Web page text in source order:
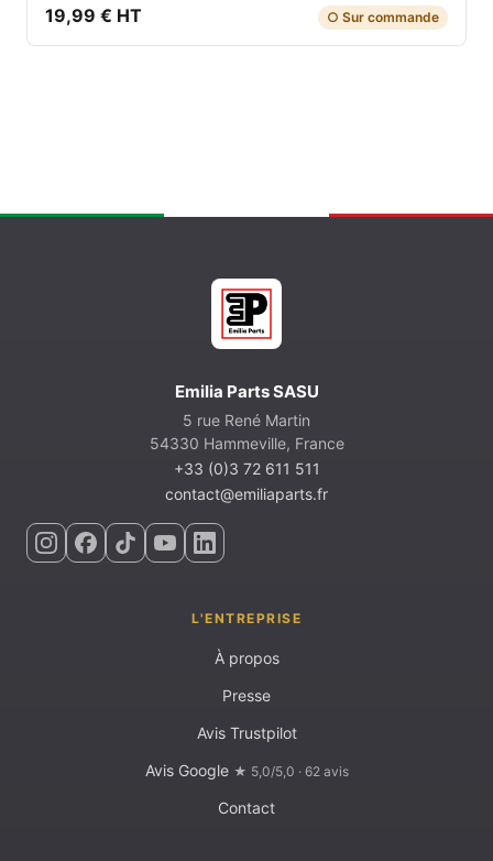
19,99 € HT ○ Sur commande
Emilia Parts SASU
5 rue René Martin
54330 Hammeville, France
+33 (0)3 72 611 511
contact@emiliaparts.fr
L'ENTREPRISE
À propos
Presse
Avis Trustpilot
Avis Google ★ 5,0/5,0 · 62 avis
Contact